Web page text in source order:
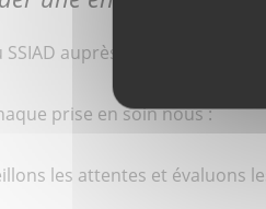
SSIAD auprès des aidants
prise en soin nous :
les attentes et évaluons